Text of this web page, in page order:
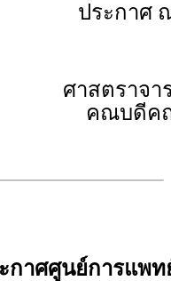
ประกา
ศาสตราจ
คณบดีค
กาศศูนย์การแพ